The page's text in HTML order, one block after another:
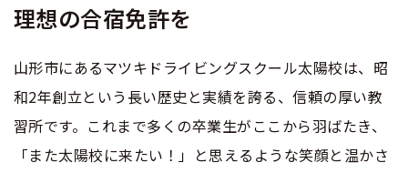
理想の合宿免許を
山形市にあるマツキドライビングスクール太陽校は、昭
和2年創立という長い歴史と実績を誇る、信頼の厚い教
習所です。これまで多くの卒業生がここから羽ばたき、
「また太陽校に来たい！」と思えるような笑顔と温かさ